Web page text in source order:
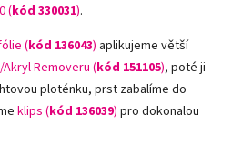
(kód 330031).
(kód 136043) aplikujeme větší
Akryl Removeru (kód 151105), poté ji
ploténku, prst zabalíme do
klips (kód 136039) pro dokonalou